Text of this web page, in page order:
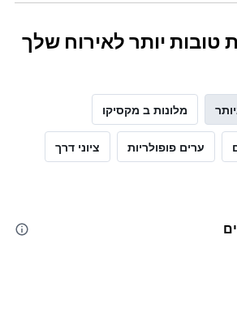
טובות יותר לאירוח שלך
מלונות ב מקסיקו
ערים פופולריות ציוני דרך